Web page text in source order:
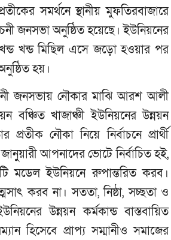
সমর্থনে স্থানীয় মুফতিরবাজারে
জনসভা অনুষ্ঠিত হয়েছে। ইউনিয়নের
খন্ড খন্ড মিছিল এসে জড়ো হওয়ার পর
হয়।
জনসভায় নৌকার মাঝি আরশ আলী
বঞ্চিত খাজাঞ্চী ইউনিয়নের উন্নয়ন
প্রতীক নৌকা নিয়ে নির্বাচনে প্রার্থী
আপনাদের ভোটে নির্বাচিত হই,
মডেল ইউনিয়নে রুপান্তরিত করব।
করব না। সততা, নিষ্ঠা, সচ্ছতা ও
উন্নয়ন কর্মকান্ড বাস্তবায়িত
হিসেবে প্রাপ্য সম্মানীও সমাজের